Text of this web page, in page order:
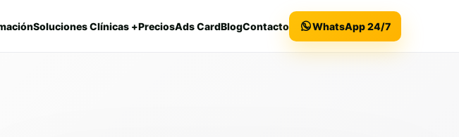
Soluciones Clínicas +PreciosAds CardBlogContacto WhatsApp 24/7